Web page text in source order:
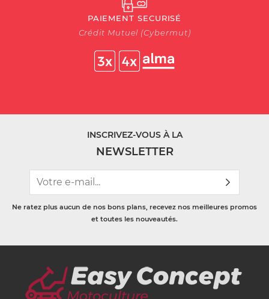
PAIEMENT SECURISÉ
Crédit Mutuel (Cybermut)
INSCRIVEZ-VOUS À LA
NEWSLETTER
Ne ratez plus aucun de nos bons plans, recevez nos meilleures promos
et toutes les nouveautés.